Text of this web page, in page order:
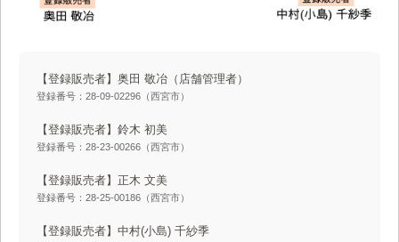
【登録販売者】奥田 敬冶 （店舗管理者）
登録番号：28-09-02296（西宮市）
【登録販売者】鈴木 初美
登録番号：28-23-00266（西宮市）
【登録販売者】正木 文美
登録番号：28-25-00186（西宮市）
【登録販売者】中村(小島) 千紗季